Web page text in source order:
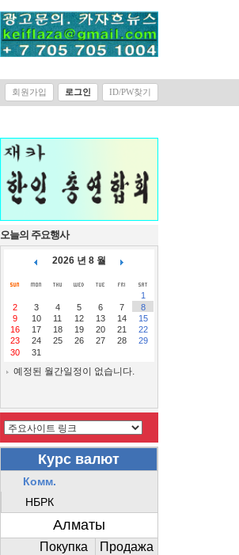
회원가입 로그인 ID/PW찾기
오늘의 주요행사
2026 년 8 월
1
2
3 4 5 6 7
8
9
10 11 12 13 14
15
16
17 18 19 20 21
22
23
24 25 26 27 28
29
30
31
예정된 월간일정이 없습니다.